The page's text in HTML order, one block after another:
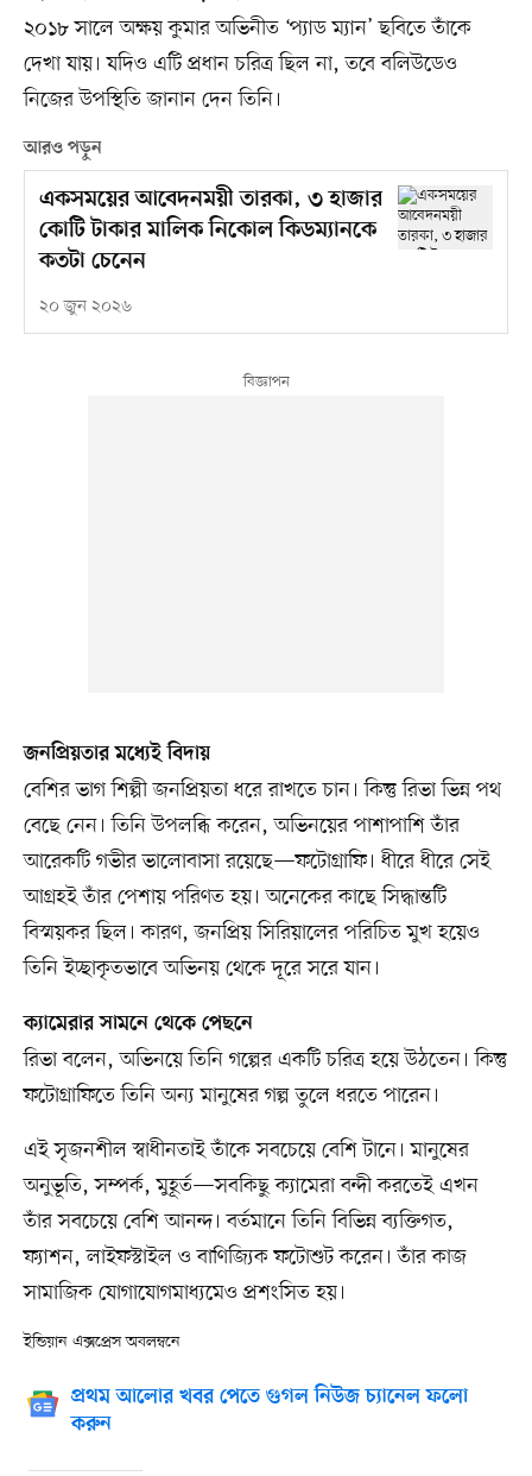
২০১৮ সালে অক্ষয় কুমার অভিনীত ‘প্যাড ম্যান’ ছবিতে তাঁকে
দেখা যায়। যদিও এটি প্রধান চরিত্র ছিল না, তবে বলিউডেও
নিজের উপস্থিতি জানান দেন তিনি।
আরও পড়ুন
একসময়ের আবেদনময়ী তারকা, ৩ হাজার
কোটি টাকার মালিক নিকোল কিডম্যানকে
কতটা চেনেন
২০ জুন ২০২৬
জনপ্রিয়তার মধ্যেই বিদায়
বেশির ভাগ শিল্পী জনপ্রিয়তা ধরে রাখতে চান। কিন্তু রিভা ভিন্ন পথ
বেছে নেন। তিনি উপলব্ধি করেন, অভিনয়ের পাশাপাশি তাঁর
আরেকটি গভীর ভালোবাসা রয়েছে—ফটোগ্রাফি। ধীরে ধীরে সেই
আগ্রহই তাঁর পেশায় পরিণত হয়। অনেকের কাছে সিদ্ধান্তটি
বিস্ময়কর ছিল। কারণ, জনপ্রিয় সিরিয়ালের পরিচিত মুখ হয়েও
তিনি ইচ্ছাকৃতভাবে অভিনয় থেকে দূরে সরে যান।
ক্যামেরার সামনে থেকে পেছনে
রিভা বলেন, অভিনয়ে তিনি গল্পের একটি চরিত্র হয়ে উঠতেন। কিন্তু
ফটোগ্রাফিতে তিনি অন্য মানুষের গল্প তুলে ধরতে পারেন।
এই সৃজনশীল স্বাধীনতাই তাঁকে সবচেয়ে বেশি টানে। মানুষের
অনুভূতি, সম্পর্ক, মুহূর্ত—সবকিছু ক্যামেরা বন্দী করতেই এখন
তাঁর সবচেয়ে বেশি আনন্দ। বর্তমানে তিনি বিভিন্ন ব্যক্তিগত,
ফ্যাশন, লাইফস্টাইল ও বাণিজ্যিক ফটোশুট করেন। তাঁর কাজ
সামাজিক যোগাযোগমাধ্যমেও প্রশংসিত হয়।
ইন্ডিয়ান এক্সপ্রেস অবলম্বনে
প্রথম আলোর খবর পেতে গুগল নিউজ চ্যানেল ফলো
করুন